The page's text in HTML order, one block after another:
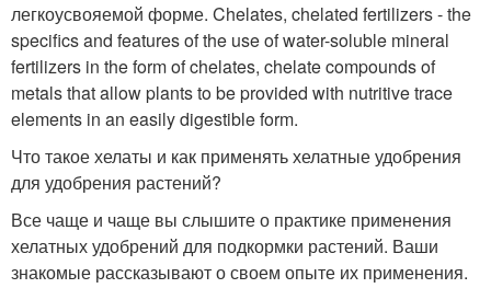
легкоусвояемой форме. Chelates, chelated fertilizers - the
specifics and features of the use of water-soluble mineral
fertilizers in the form of chelates, chelate compounds of
metals that allow plants to be provided with nutritive trace
elements in an easily digestible form.
Что такое хелаты и как применять хелатные удобрения
для удобрения растений?
Все чаще и чаще вы слышите о практике применения
хелатных удобрений для подкормки растений. Ваши
знакомые рассказывают о своем опыте их применения.